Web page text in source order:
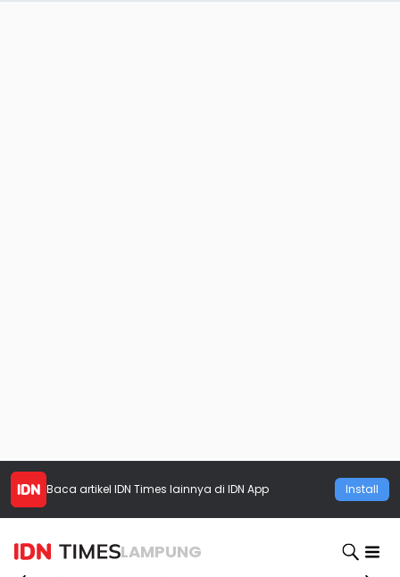
Baca artikel IDN Times lainnya di IDN App Install
LAMPUNG